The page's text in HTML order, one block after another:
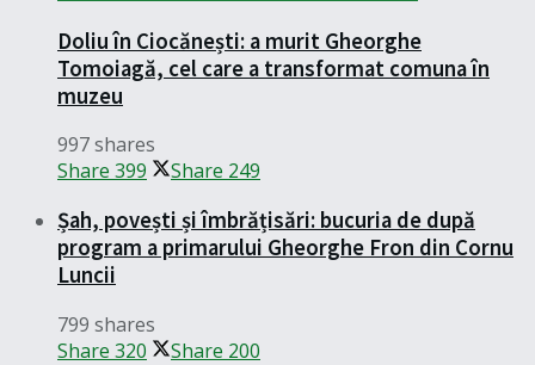
Doliu în Ciocănești: a murit Gheorghe
Tomoiagă, cel care a transformat comuna în
muzeu
997 shares
Share 399 Share 249
Șah, povești și îmbrățisări: bucuria de după
program a primarului Gheorghe Fron din Cornu
Luncii
799 shares
Share 320 Share 200